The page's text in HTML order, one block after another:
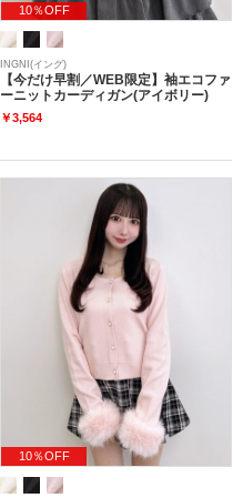
10％OFF
INGNI(イング)
【今だけ早割／WEB限定】袖エコファ
ーニットカーディガン(アイボリー)
￥3,564
10％OFF